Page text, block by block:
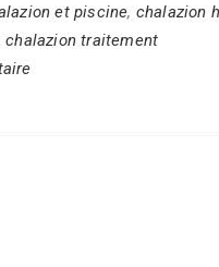
et piscine, chalazion
chalazion traitement